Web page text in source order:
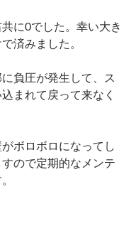
に0でした。幸い大き
済みました。
負圧が発生して、ス
まれて戻って来なく
ボロボロになってし
ので定期的なメンテ